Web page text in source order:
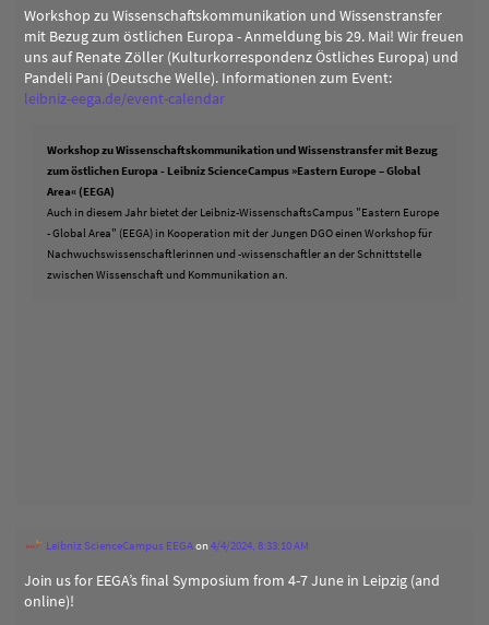
Workshop zu Wissenschaftskommunikation und Wissenstransfer
mit Bezug zum östlichen Europa - Anmeldung bis 29. Mai! Wir freuen
uns auf Renate Zöller (Kulturkorrespondenz Östliches Europa) und
Pandeli Pani (Deutsche Welle). Informationen zum Event:
leibniz-eega.de/event-calendar
Workshop zu Wissenschaftskommunikation und Wissenstransfer mit Bezug
zum östlichen Europa - Leibniz ScienceCampus »Eastern Europe – Global
Area« (EEGA)
Auch in diesem Jahr bietet der Leibniz-WissenschaftsCampus "Eastern Europe
- Global Area" (EEGA) in Kooperation mit der Jungen DGO einen Workshop für
Nachwuchswissenschaftlerinnen und -wissenschaftler an der Schnittstelle
zwischen Wissenschaft und Kommunikation an.
Leibniz ScienceCampus EEGAon4/4/2024, 8:33:10 AM
Join us for EEGA’s final Symposium from 4-7 June in Leipzig (and
online)!